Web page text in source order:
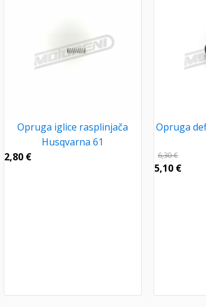
Opruga iglice rasplinjača
Husqvarna 61
2,80 €
Opruga
6,30€
5,10 €